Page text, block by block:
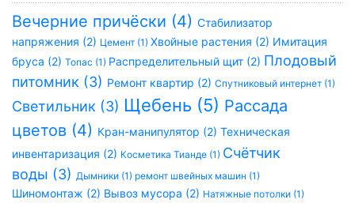
Вечерние причёски (4) Стабилизатор
напряжения (2) Цемент (1) Хвойные растения (2) Имитация
бруса (2) Топас (1) Распределительный щит (2) Плодовый
питомник (3) Ремонт квартир (2) Спутниковый интернет (1)
Светильник (3) Щебень (5) Рассада
цветов (4) Кран-манипулятор (2) Техническая
инвентаризация (2) Косметика Тианде (1) Счётчик
воды (3) Дымники (1) ремонт швейных машин (1)
Шиномонтаж (2) Вывоз мусора (2) Натяжные потолки (1)